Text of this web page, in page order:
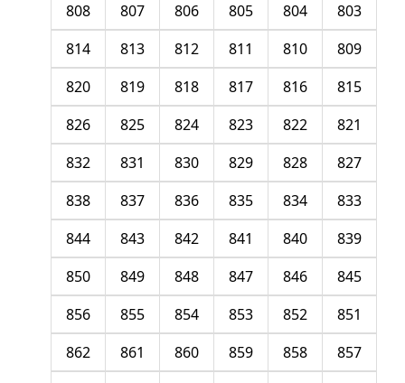
803
804
805
806
807
808
809
810
811
812
813
814
815
816
817
818
819
820
821
822
823
824
825
826
827
828
829
830
831
832
833
834
835
836
837
838
839
840
841
842
843
844
845
846
847
848
849
850
851
852
853
854
855
856
857
858
859
860
861
862